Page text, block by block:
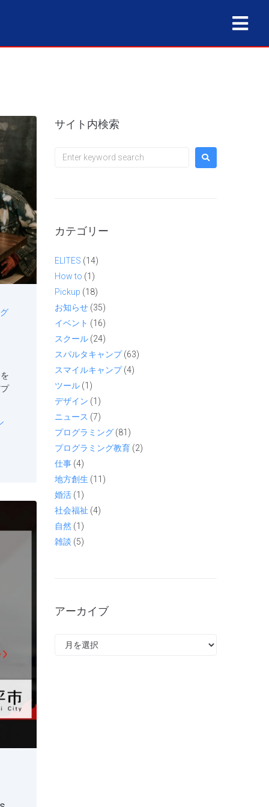
サイト内検索
カテゴリー
ELITES (14)
How to (1)
Pickup (18)
お知らせ (35)
イベント (16)
スクール (24)
スパルタキャンプ(63)
スマイルキャンプ(4)
ツール (1)
デザイン (1)
ニュース (7)
プログラミング (81)
プログラミング教育 (2)
仕事 (4)
地方創生 (11)
婚活 (1)
社会福祉 (4)
自然 (1)
雑談 (5)
アーカイブ